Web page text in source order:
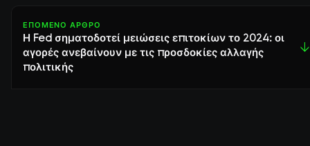
ΕΠΌΜΕΝΟ ΆΡΘΡΟ
Η Fed σηματοδοτεί μειώσεις επιτοκίων το 2024: οι
αγορές ανεβαίνουν με τις προσδοκίες αλλαγής
πολιτικής
↓